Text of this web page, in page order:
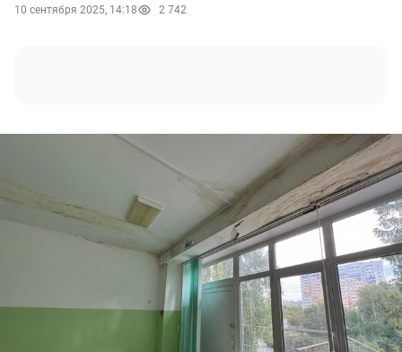
10 сентября 2025, 14:18 2 742